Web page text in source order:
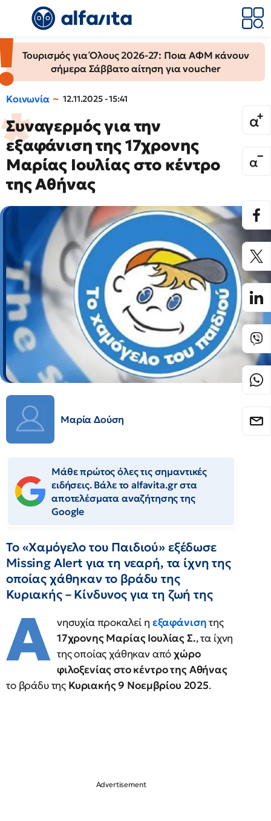
Τουρισμός για Όλους 2026-27: Ποια ΑΦΜ κάνουν
σήμερα Σάββατο αίτηση για voucher
Κοινωνία 12.11.2025 - 15:41
Συναγερμός για την
εξαφάνιση της 17χρονης
Μαρίας Ιουλίας στο κέντρο
της Αθήνας
Μαρία Δούση
Μάθε πρώτος όλες τις σημαντικές
ειδήσεις. Βάλε το alfavita.gr στα
αποτελέσματα αναζήτησης της
Google
Το «Χαμόγελο του Παιδιού» εξέδωσε
Missing Alert για τη νεαρή, τα ίχνη της
οποίας χάθηκαν το βράδυ της
Κυριακής – Κίνδυνος για τη ζωή της
Α νησυχία προκαλεί η εξαφάνισητης
17χρονης Μαρίας Ιουλίας Σ., τα ίχνη
της οποίας χάθηκαν απόχώρο
φιλοξενίας στο κέντρο της Αθήνας
το βράδυ της Κυριακής 9 Νοεμβρίου 2025.